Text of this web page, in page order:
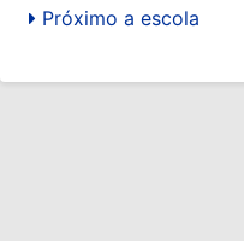
Próximo a escola